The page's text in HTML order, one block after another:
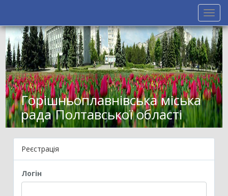
Горішньоплавнівська міська
рада Полтавської області
Реєстрація
Логін